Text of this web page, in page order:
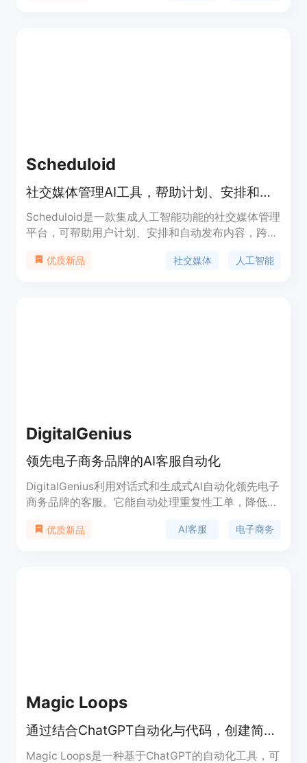
Scheduloid
社交媒体管理AI工具，帮助计划、安排和发布内容，跨平台自动化回复、分析表现，轻松打造品牌。
Scheduloid是一款集成人工智能功能的社交媒体管理
平台，可帮助用户计划、安排和自动发布内容，跨平
要优点在于提高工作效率、增加品牌曝光、保持品牌
优质新品 社交媒体 人工智能
DigitalGenius
领先电子商务品牌的AI客服自动化
DigitalGenius利用对话式和生成式AI自动化领先电子
商务品牌的客服。它能自动处理重复性工单，降低客
服的规模化。
优质新品 AI客服 电子商务
Magic Loops
通过结合ChatGPT自动化与代码，创建简单的自动化任务
Magic Loops是一种基于ChatGPT的自动化工具，可